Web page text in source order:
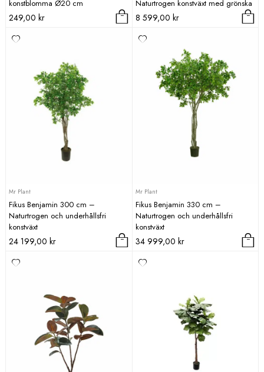
konstblomma Ø20 cm
249,00 kr
Naturtrogen konstväxt med grönska
8 599,00 kr
Mr Plant
Fikus Benjamin 300 cm –
Naturtrogen och underhållsfri
konstväxt
24 199,00 kr
Mr Plant
Fikus Benjamin 330 cm –
Naturtrogen och underhållsfri
konstväxt
34 999,00 kr